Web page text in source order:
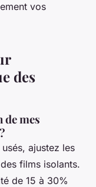
vos
des
mes
usés, ajustez les
films isolants.
de 15 à 30%